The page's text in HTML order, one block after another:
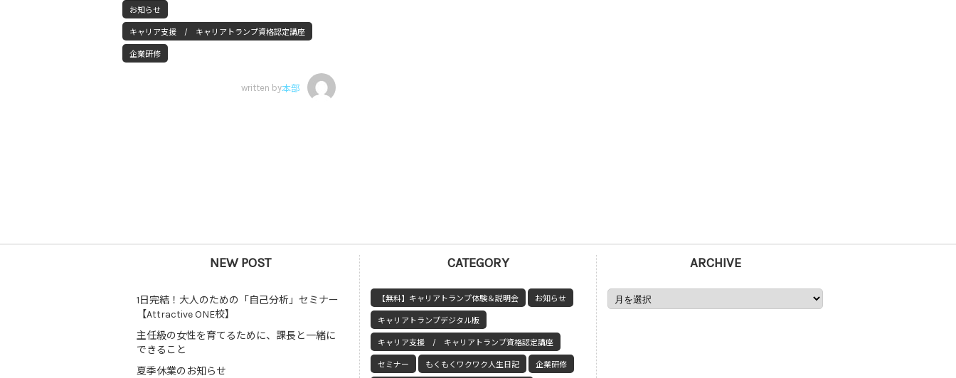
お知らせ
キャリア支援 / キャリアトランプ資格認定講座
企業研修
written by本部
NEW POST
1日完結！大人のための「自己分析」セミナー
【Attractive ONE校】
主任級の女性を育てるために、課長と一緒に
できること
夏季休業のお知らせ
CATEGORY
【無料】キャリアトランプ体験＆説明会 お知らせ
キャリアトランプデジタル版
キャリア支援 / キャリアトランプ資格認定講座
セミナー もくもくワクワク人生日記 企業研修
ARCHIVE